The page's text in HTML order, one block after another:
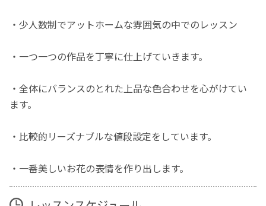
・少人数制でアットホームな雰囲気の中でのレッスン
・一つ一つの作品を丁寧に仕上げていきます。
・全体にバランスのとれた上品な色合わせを心がけてい
ます。
・比較的リーズナブルな値段設定をしています。
・一番美しいお花の表情を作り出します。